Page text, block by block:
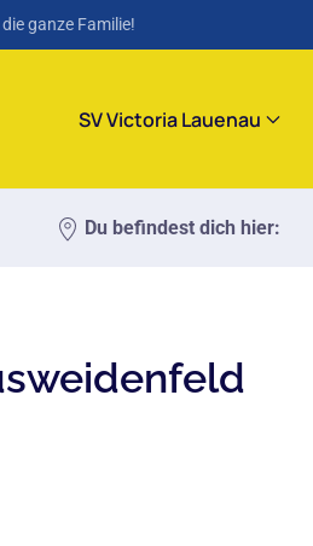
ganze Familie!
SV Victoria Lauenau
Du befindest dich hier: